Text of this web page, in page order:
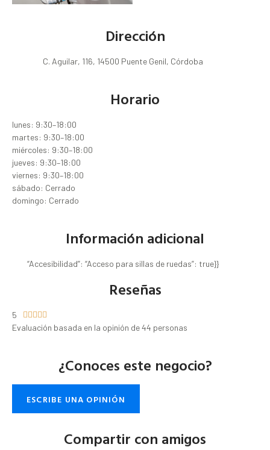
Dirección
C. Aguilar, 116, 14500 Puente Genil, Córdoba
Horario
lunes: 9:30–18:00
martes: 9:30–18:00
miércoles: 9:30–18:00
jueves: 9:30–18:00
viernes: 9:30–18:00
sábado: Cerrado
domingo: Cerrado
Información adicional
“Accesibilidad”: “Acceso para sillas de ruedas”: true}}
Reseñas
5 
Evaluación basada en la opinión de 44 personas
¿Conoces este negocio?
ESCRIBE UNA OPINIÓN
Compartir con amigos